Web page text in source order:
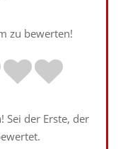
zu bewerten!
Sei der Erste, der